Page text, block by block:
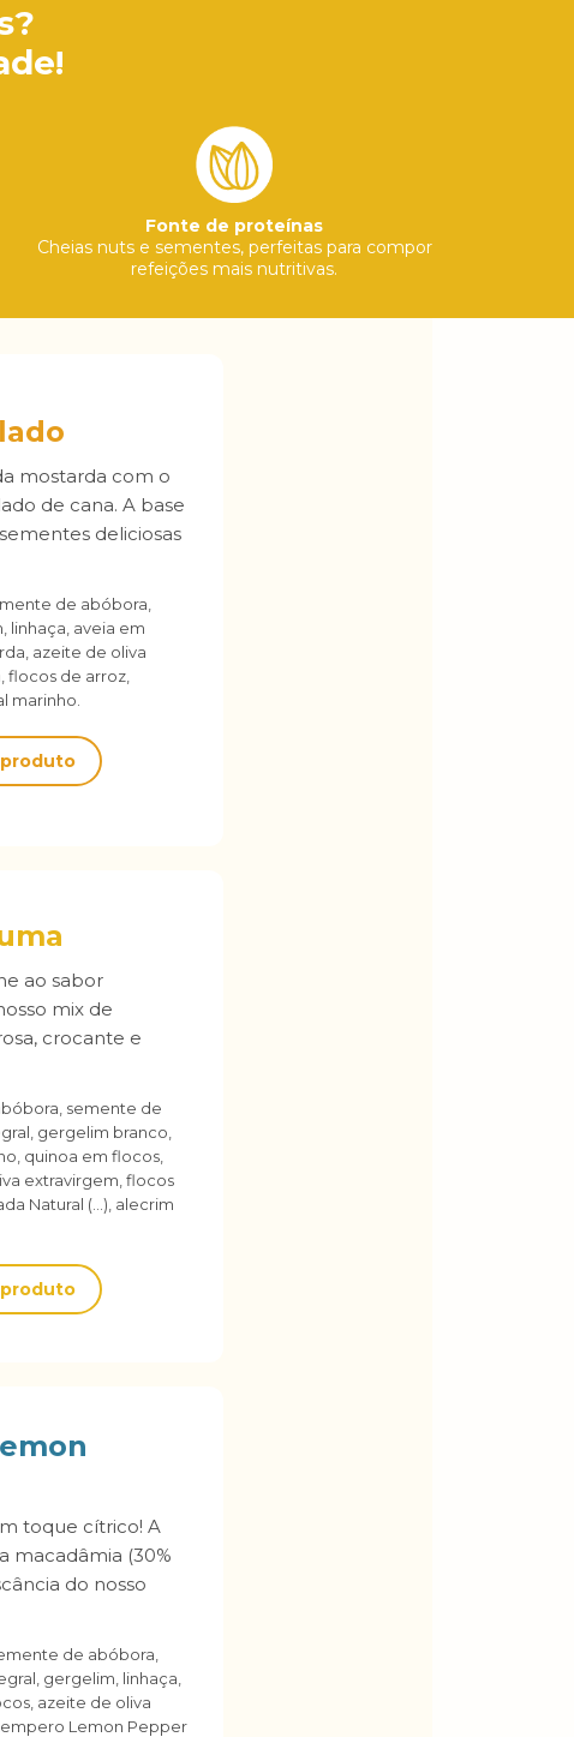
Fonte de proteínas
Cheias nuts e sementes, perfeitas para compor
refeições mais nutritivas.
mostarda com o
de cana. A base
deliciosas
de abóbora,
linhaça, aveia em
azeite de oliva
flocos de arroz,
marinho.
produto
ao sabor
mix de
crocante e
semente de
gergelim branco,
quinoa em flocos,
extravirgem, flocos
Natural (...), alecrim
produto
toque cítrico! A
macadâmia (30%
do nosso
de abóbora,
gergelim, linhaça,
azeite de oliva
Lemon Pepper